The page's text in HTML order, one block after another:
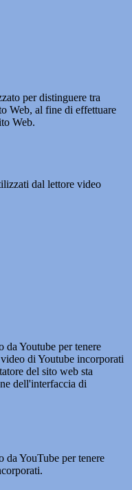
per distinguere tra
Web, al fine di effettuare
Web.
dal lettore video
da Youtube per tenere
di Youtube incorporati
del sito web sta
dell'interfaccia di
da YouTube per tenere